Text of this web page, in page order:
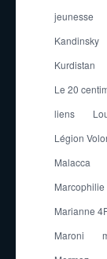
jeunesse
Kandinsky
Kurdistan
Le 20
liens
Légion
Malacca
Marcophilie
Marianne
Maroni